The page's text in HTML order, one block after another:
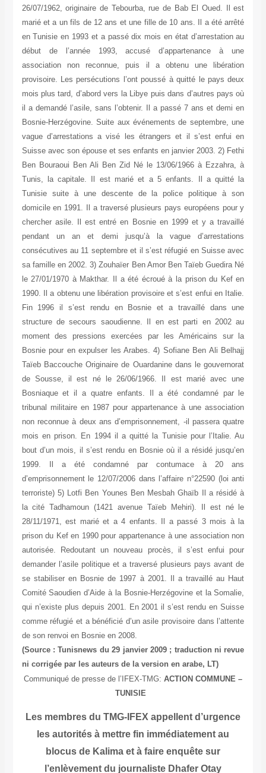
26/07/1962, originaire de Tebourba, rue de Bab El Oued. Il est
marié et a un fils de 12 ans et une fille de 10 ans. Il a été arrêté
en Tunisie en 1993 et a passé dix mois en état d’arrestation au
début de l’année 1993, accusé d’appartenance à une
association non reconnue, puis il a obtenu une libération
provisoire. Les persécutions l’ont poussé à quitté le pays deux
mois plus tard, d’abord vers la Libye puis dans d’autres pays où
il a demandé l’asile, sans l’obtenir. Il a passé 7 ans et demi en
Bosnie-Herzégovine. Suite aux événements de septembre, une
vague d’arrestations a visé les étrangers et il s’est enfui en
Suisse avec son épouse et ses enfants en janvier 2003. 2) Fethi
Ben Bouraoui Ben Ali Ben Zid Né le 13/06/1966 à Ezzahra, à
Tunis, la capitale. Il est marié et a 5 enfants. Il a quitté la
Tunisie suite à une descente de la police politique à son
domicile en 1991. Il a traversé plusieurs pays européens pour y
chercher asile. Il est entré en Bosnie en 1999 et y a travaillé
pendant un an et demi jusqu’à la vague d’arrestations
consécutives au 11 septembre et il s’est réfugié en Suisse avec
sa famille en 2002. 3) Zouhaïer Ben Amor Ben Taïeb Guedira Né
le 27/01/1970 à Makthar. Il a été écroué à la prison du Kef en
1990. Il a obtenu une libération provisoire et s’est enfui en Italie.
Fin 1996 il s’est rendu en Bosnie et a travaillé dans une
structure de secours saoudienne. Il en est parti en 2002 au
moment des pressions exercées par les Américains sur la
Bosnie pour en expulser les Arabes. 4) Sofiane Ben Ali Belhajj
Taïeb Baccouche Originaire de Ouardanine dans le gouvernorat
de Sousse, il est né le 26/06/1966. Il est marié avec une
Bosniaque et il a quatre enfants. Il a été condamné par le
tribunal militaire en 1987 pour appartenance à une association
non reconnue à deux ans d’emprisonnement, -il passera quatre
mois en prison. En 1994 il a quitté la Tunisie pour l’Italie. Au
bout d’un mois, il s’est rendu en Bosnie où il a résidé jusqu’en
1999. Il a été condamné par contumace à 20 ans
d’emprisonnement le 12/07/2006 dans l’affaire n°22590 (loi anti
terroriste) 5) Lotfi Ben Younes Ben Mesbah Ghaïb Il a résidé à
la cité Tadhamoun (1421 avenue Taïeb Mehiri). Il est né le
28/11/1971, est marié et a 4 enfants. Il a passé 3 mois à la
prison du Kef en 1990 pour appartenance à une association non
autorisée. Redoutant un nouveau procès, il s’est enfui pour
demander l’asile politique et a traversé plusieurs pays avant de
se stabiliser en Bosnie de 1997 à 2001. Il a travaillé au Haut
Comité Saoudien d’Aide à la Bosnie-Herzégovine et la Somalie,
qui n’existe plus depuis 2001. En 2001 il s’est rendu en Suisse
comme réfugié et a bénéficié d’un asile provisoire dans l’attente
de son renvoi en Bosnie en 2008.
(Source : Tunisnews du 29 janvier 2009 ; traduction ni revue
ni corrigée par les auteurs de la version en arabe, LT)
Communiqué de presse de l’IFEX-TMG: ACTION COMMUNE –
TUNISIE
Les membres du TMG-IFEX appellent d’urgence
les autorités à mettre fin immédiatement au
blocus de Kalima et à faire enquête sur
l’enlèvement du journaliste Dhafer Otay